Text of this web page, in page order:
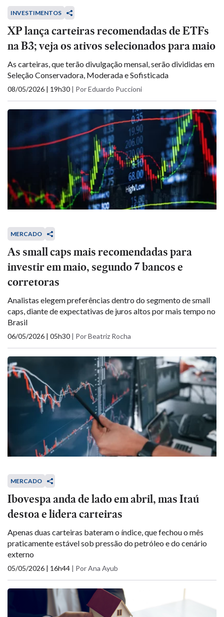
INVESTIMENTOS
XP lança carteiras recomendadas de ETFs
na B3; veja os ativos selecionados para maio
As carteiras, que terão divulgação mensal, serão divididas em
Seleção Conservadora, Moderada e Sofisticada
08/05/2026 | 19h30 | Por Eduardo Puccioni
MERCADO
As small caps mais recomendadas para
investir em maio, segundo 7 bancos e
corretoras
Analistas elegem preferências dentro do segmento de small
caps, diante de expectativas de juros altos por mais tempo no
Brasil
06/05/2026 | 05h30 | Por Beatriz Rocha
MERCADO
Ibovespa anda de lado em abril, mas Itaú
destoa e lidera carteiras
Apenas duas carteiras bateram o índice, que fechou o mês
praticamente estável sob pressão do petróleo e do cenário
externo
05/05/2026 | 16h44 | Por Ana Ayub